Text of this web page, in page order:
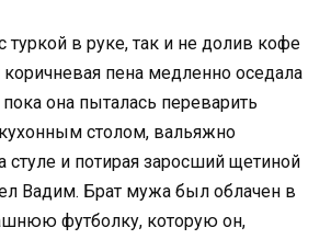
туркой в руке, так и не долив кофе
коричневая пена медленно оседала
она пыталась переварить
столом, вальяжно
стуле и потирая заросший щетиной
Вадим. Брат мужа был облачен в
футболку, которую он,